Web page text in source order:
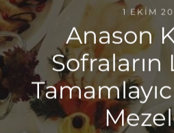
1 EKIM
Anason
Sofraların